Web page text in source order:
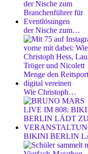
der Nische zum…
Wie Christoph…
BIKINI BERLIN